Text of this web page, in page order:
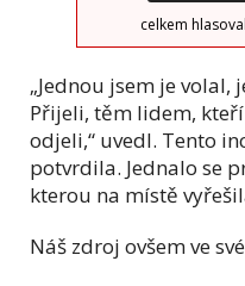
celkem
„Jednou jsem je volal,
Přijeli, těm lidem,
odjeli,“ uvedl. Tento
potvrdila. Jednalo se
kterou na místě
Náš zdroj ovšem ve